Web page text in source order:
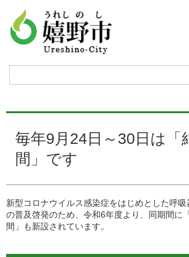
毎年9月24日～30日は「
間」です
新型コロナウイルス感染症をはじめとした呼
の普及啓発のため、令和6年度より、同期間に
間」も新設されています。